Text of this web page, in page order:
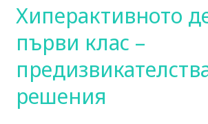
Хиперактивното
първи клас –
решения
Хиперактивното
дете
в
клас
–
предизвикателства